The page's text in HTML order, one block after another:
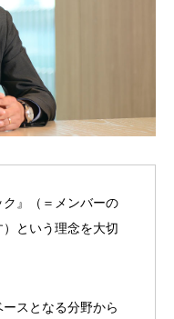
』（＝メンバーの
という理念を大切
スとなる分野から